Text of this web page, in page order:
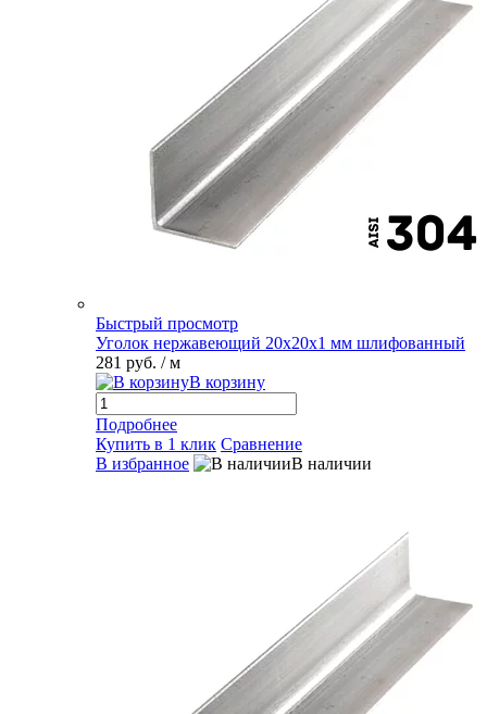
Быстрый просмотр
Уголок нержавеющий 20х20х1 мм шлифованный
281 руб. / м
В корзину
Подробнее
Купить в 1 клик Сравнение
В избранное
В наличии